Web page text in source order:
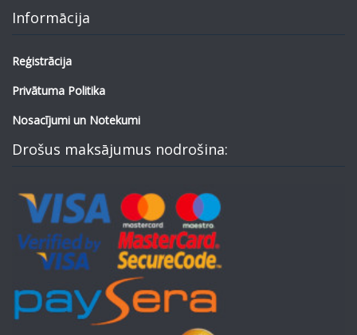
Informācija
Reģistrācija
Privātuma Politika
Nosacījumi un Notekumi
Drošus maksājumus nodrošina: